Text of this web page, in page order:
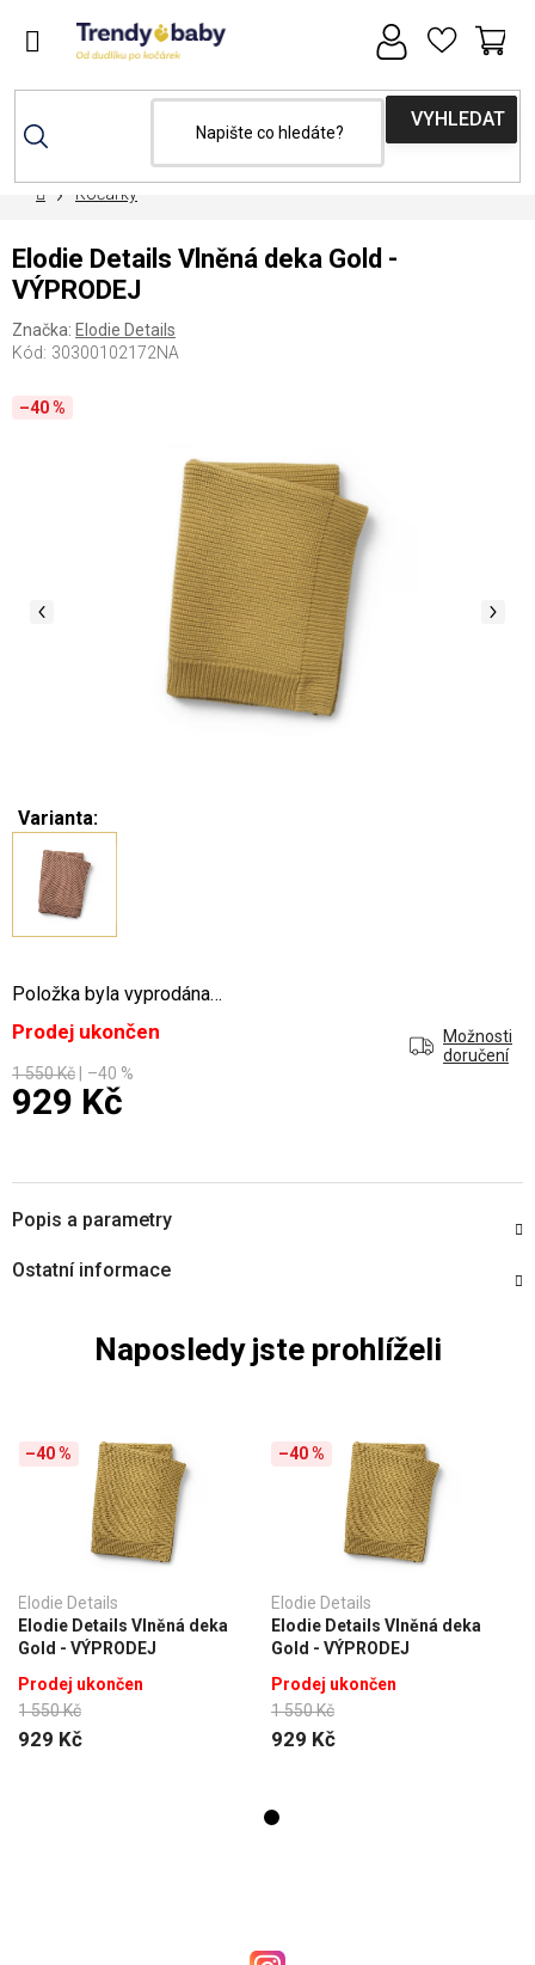
DomůKočárky
Varianta:
Položka byla vyprodána…
Prodej ukončen
Možnosti
doručení
1 550 Kč
–40 %
929 Kč
Elodie Details Vlněná deka Gold -
VÝPRODEJ
Značka: Elodie Details
Kód: 30300102172NA
–40 %
Popis a parametry
Ostatní informace
Naposledy jste prohlíželi
–40 %
Elodie Details
Elodie Details Vlněná deka
Gold - VÝPRODEJ
1 550 Kč
929 Kč
Prodej ukončen
–40 %
Elodie Details
Elodie Details Vlněná deka
Gold - VÝPRODEJ
1 550 Kč
929 Kč
Prodej ukončen